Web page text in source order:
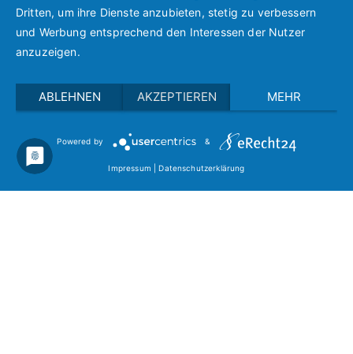
Mobil bleiben trotz Rückschlägen: So gelingt der Weg zurück in den
Alltag
Copyright © 2021 Bewegen im Alter.
Impressum
Datenschutz
Dritten, um ihre Dienste anzubieten, stetig zu verbessern
und Werbung entsprechend den Interessen der Nutzer
anzuzeigen.
ABLEHNEN AKZEPTIEREN MEHR
Powered by &
Impressum Datenschutzerklärung